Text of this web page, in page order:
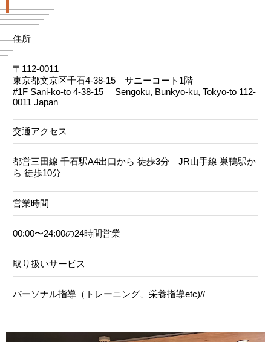
住所
〒112-0011
東京都文京区千石4-38-15 サニーコート1階
#1F Sani-ko-to 4-38-15 Sengoku, Bunkyo-ku, Tokyo-to 112-
0011 Japan
交通アクセス
都営三田線 千石駅A4出口から 徒歩3分 JR山手線 巣鴨駅か
ら 徒歩10分
営業時間
00:00〜24:00の24時間営業
取り扱いサービス
パーソナル指導（トレーニング、栄養指導etc)//